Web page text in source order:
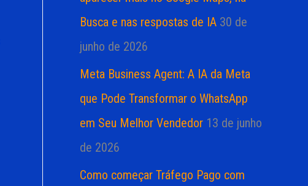
Busca e nas respostas de IA 30 de
junho de 2026
Meta Business Agent: A IA da Meta
que Pode Transformar o WhatsApp
em Seu Melhor Vendedor 13 de junho
de 2026
Como começar Tráfego Pago com